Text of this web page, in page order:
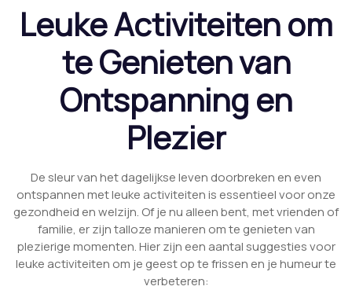
Leuke Activiteiten om
te Genieten van
Ontspanning en
Plezier
De sleur van het dagelijkse leven doorbreken en even
ontspannen met leuke activiteiten is essentieel voor onze
gezondheid en welzijn. Of je nu alleen bent, met vrienden of
familie, er zijn talloze manieren om te genieten van
plezierige momenten. Hier zijn een aantal suggesties voor
leuke activiteiten om je geest op te frissen en je humeur te
verbeteren: